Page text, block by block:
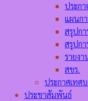
ประก
แผนก
สรุปกา
สรุปก
รายง
สขร.
ประกาศเทศ
ประชาสัมพันธ์